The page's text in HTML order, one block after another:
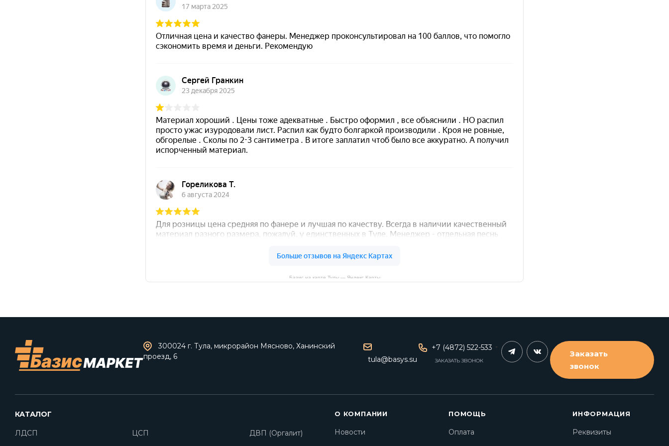
Базис на карте Тулы — Яндекс Карты
300024 г. Тула, микрорайон Мясново, Ханинский
проезд, 6
tula@basys.su
+7 (4872) 522-533
ЗАКАЗАТЬ ЗВОНОК
Заказать
звонок
КАТАЛОГ
ЛДСП ЦСП ДВП (Оргалит)
О КОМПАНИИ
Новости
ПОМОЩЬ
Оплата
ИНФОРМАЦИЯ
Реквизиты